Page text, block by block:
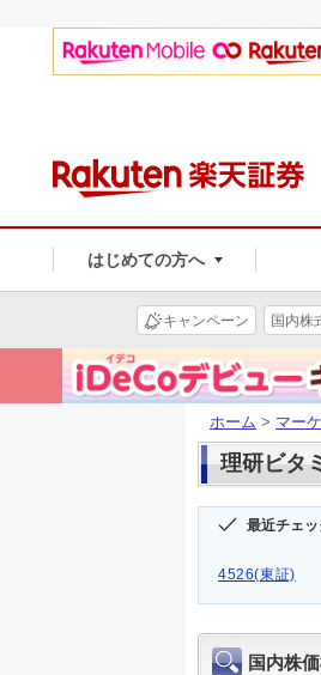
はじめての方へ
キャンペーン 国内株
ホーム > マー
理研ビタ
最近チェ
4526(東証)